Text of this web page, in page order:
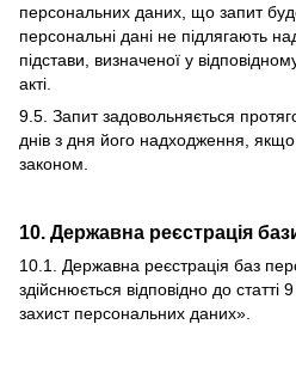
персональних даних, що запит
персональні дані не підлягають
підстави, визначеної у
акті.
9.5. Запит задовольняється
днів з дня його надходження,
законом.
10. Державна реєстрація
10.1. Державна реєстрація баз
здійснюється відповідно до статті
захист персональних даних».